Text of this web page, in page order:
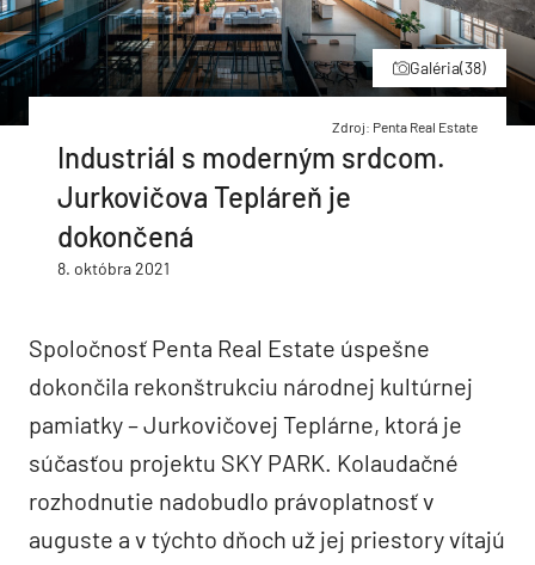
Galéria(38)
Zdroj: Penta Real Estate
Industriál s moderným srdcom.
Jurkovičova Tepláreň je
dokončená
8. októbra 2021
Spoločnosť Penta Real Estate úspešne
dokončila rekonštrukciu národnej kultúrnej
pamiatky – Jurkovičovej Teplárne, ktorá je
súčasťou projektu SKY PARK. Kolaudačné
rozhodnutie nadobudlo právoplatnosť v
auguste a v týchto dňoch už jej priestory vítajú